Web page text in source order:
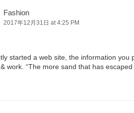
Fashion
2017年12月31日 at 4:25 PM
started a web site, the information
work. “The more sand that has